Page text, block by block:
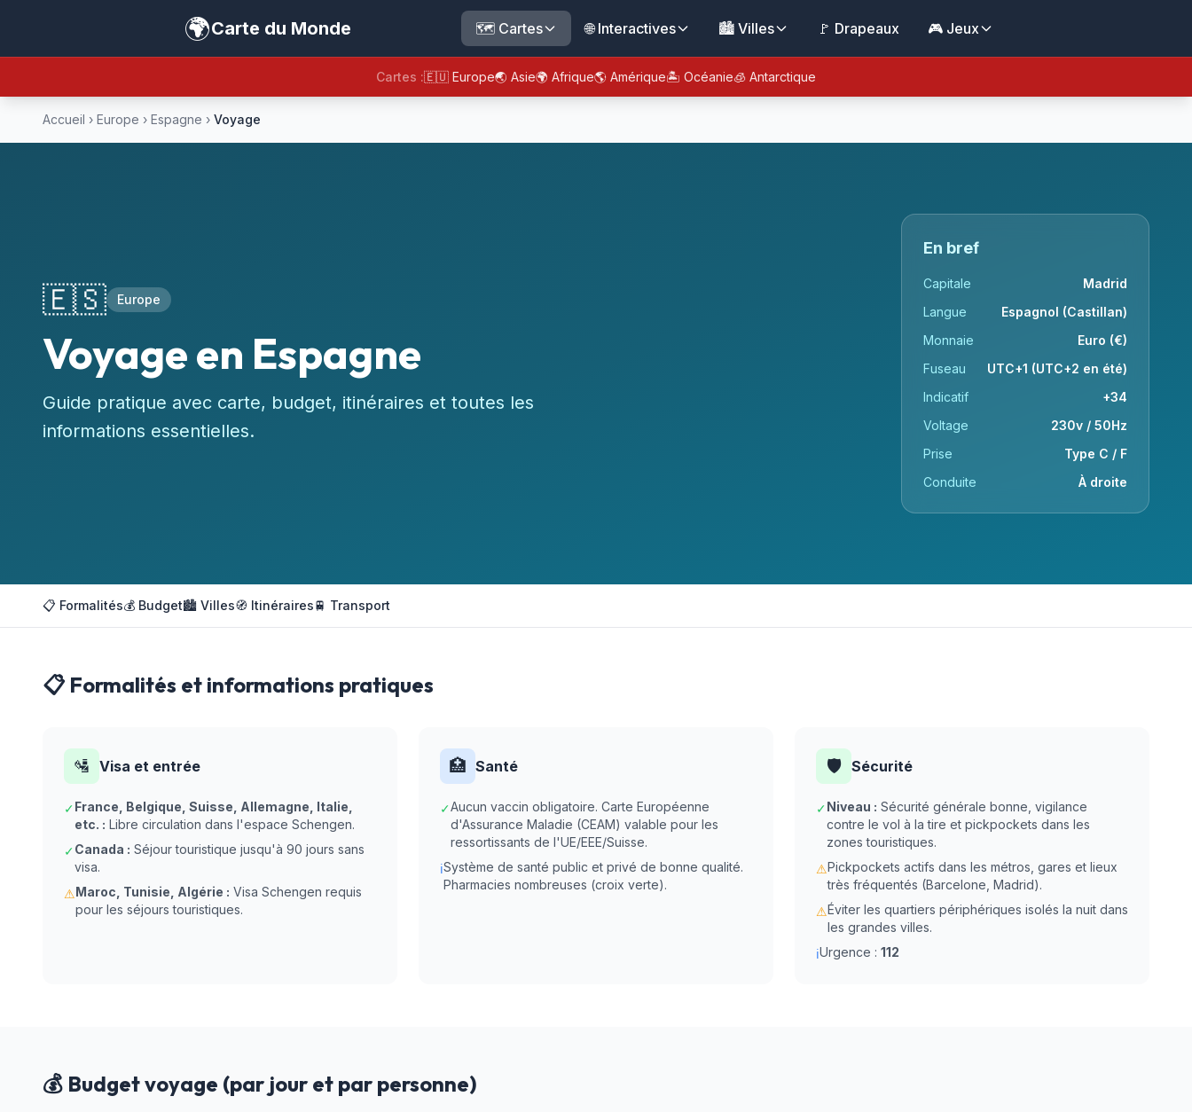
🌍Carte du Monde 🗺️ Cartes 🌐 Interactives 🏙️ Villes 🚩 Drapeaux 🎮 Jeux
Cartes :🇪🇺 Europe🌏 Asie🌍 Afrique🌎 Amérique🏝️ Océanie🧊 Antarctique
Accueil › Europe › Espagne › Voyage
🇪🇸 Europe
Voyage en Espagne
Guide pratique avec carte, budget, itinéraires et toutes les
informations essentielles.
En bref
Capitale
Madrid
Langue
Espagnol (Castillan)
Monnaie
Euro (€)
Fuseau
UTC+1 (UTC+2 en été)
Indicatif
+34
Voltage
230v / 50Hz
Prise
Type C / F
Conduite
À droite
📋 Formalités💰 Budget🏙️ Villes🧭 Itinéraires🚆 Transport
📋 Formalités et informations pratiques
🛂 Visa et entrée
✓France, Belgique, Suisse, Allemagne, Italie,
etc. : Libre circulation dans l'espace Schengen.
✓Canada : Séjour touristique jusqu'à 90 jours sans
visa.
⚠Maroc, Tunisie, Algérie : Visa Schengen requis
pour les séjours touristiques.
🏥 Santé
✓Aucun vaccin obligatoire. Carte Européenne
d'Assurance Maladie (CEAM) valable pour les
ressortissants de l'UE/EEE/Suisse.
ℹSystème de santé public et privé de bonne qualité.
Pharmacies nombreuses (croix verte).
🛡️ Sécurité
✓Niveau : Sécurité générale bonne, vigilance
contre le vol à la tire et pickpockets dans les
zones touristiques.
⚠Pickpockets actifs dans les métros, gares et lieux
très fréquentés (Barcelone, Madrid).
⚠Éviter les quartiers périphériques isolés la nuit dans
les grandes villes.
ℹUrgence : 112
💰 Budget voyage (par jour et par personne)